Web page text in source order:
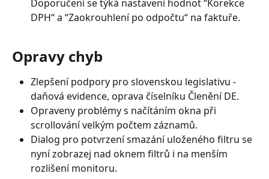
Doporučení se týká nastavení hodnot “Korekce
DPH“ a “Zaokrouhlení po odpočtu“ na faktuře.
Opravy chyb
Zlepšení podpory pro slovenskou legislativu -
daňová evidence, oprava číselníku Členění DE.
Opraveny problémy s načítáním okna při
scrollování velkým počtem záznamů.
Dialog pro potvrzení smazání uloženého filtru se
nyní zobrazej nad oknem filtrů i na menším
rozlišení monitoru.